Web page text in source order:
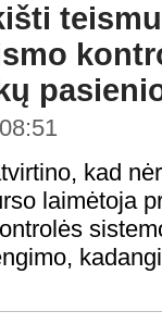
kad
laimėtoja